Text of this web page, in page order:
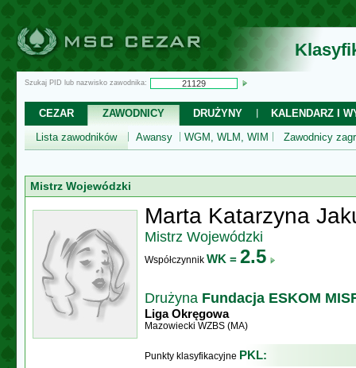
Szukaj PID lub nazwisko zawodnika:
CEZAR ZAWODNICY DRUŻYNY
KALENDARZ I
Lista zawodników
Awansy WGM, WLM, WIM Zawodnicy
Mistrz Wojewódzki
Marta Katarzyna
Mistrz Wojewódzki
Współczynnik WK = 2.5
Drużyna Fundacja ESKOM
Liga Okręgowa
Mazowiecki WZBS (MA)
Punkty klasyfikacyjne PKL: